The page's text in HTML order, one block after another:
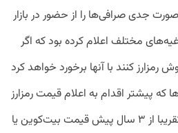
جدی صرافی‌ها را از حضور در بازار
مختلف اعلام کرده بود که اگر
رمزارز کنند با آنها برخورد خواهد کرد
که پیشتر اقدام به اعلام قیمت رمزارز
روی تابلوهای خود می‌کردند تقریبا از ۳ سال پیش قیمت بیت‌کوین یا